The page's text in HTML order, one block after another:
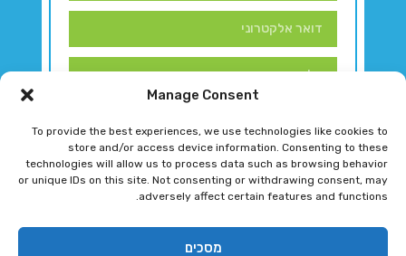
Manage Consent
To provide the best experiences, we use technologies like cookies to
store and/or access device information. Consenting to these
technologies will allow us to process data such as browsing behavior
or unique IDs on this site. Not consenting or withdrawing consent, may
adversely affect certain features and functions.
מסכים